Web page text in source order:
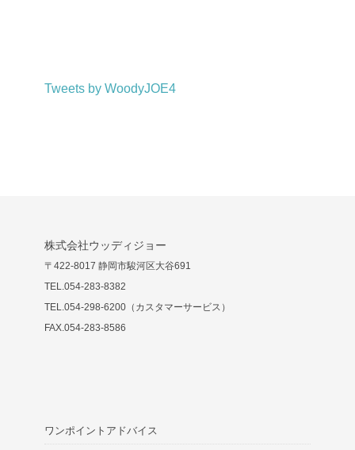
Tweets by WoodyJOE4
株式会社ウッディジョー
〒422-8017 静岡市駿河区大谷691
TEL.054-283-8382
TEL.054-298-6200（カスタマーサービス）
FAX.054-283-8586
ワンポイントアドバイス